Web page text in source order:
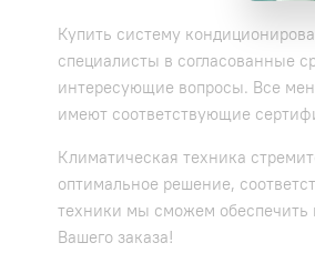
Купить систему
специалисты в согласованные
интересующие вопросы. Все
имеют соответствующие
Климатическая техника
оптимальное решение,
техники мы сможем обеспечить
Вашего заказа!